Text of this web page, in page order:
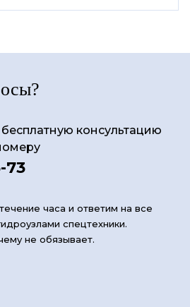
бесплатную консультацию
73
часа и ответим на все
спецтехники.
не обязывает.